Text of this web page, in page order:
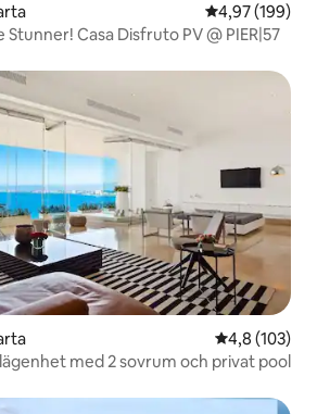
4,97 av 5 i
4,97 (199)
Casa Disfruto PV @ PIER|57
4,8 av 5 i
4,8 (103)
med 2 sovrum och privat pool